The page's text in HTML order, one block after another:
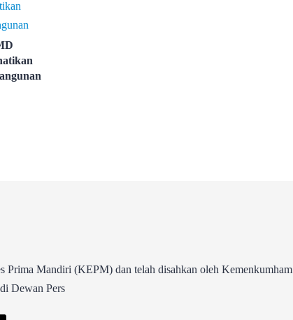
Mandiri (KEPM) dan telah disahkan oleh Kemenkumham
Dewan Pers